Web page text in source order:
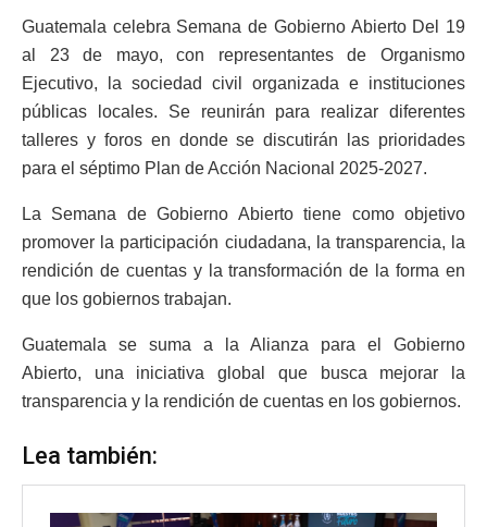
Guatemala celebra Semana de Gobierno Abierto Del 19
al 23 de mayo, con representantes de Organismo
Ejecutivo, la sociedad civil organizada e instituciones
públicas locales. Se reunirán para realizar diferentes
talleres y foros en donde se discutirán las prioridades
para el séptimo Plan de Acción Nacional 2025-2027.
La Semana de Gobierno Abierto tiene como objetivo
promover la participación ciudadana, la transparencia, la
rendición de cuentas y la transformación de la forma en
que los gobiernos trabajan.
Guatemala se suma a la Alianza para el Gobierno
Abierto, una iniciativa global que busca mejorar la
transparencia y la rendición de cuentas en los gobiernos.
Lea también: